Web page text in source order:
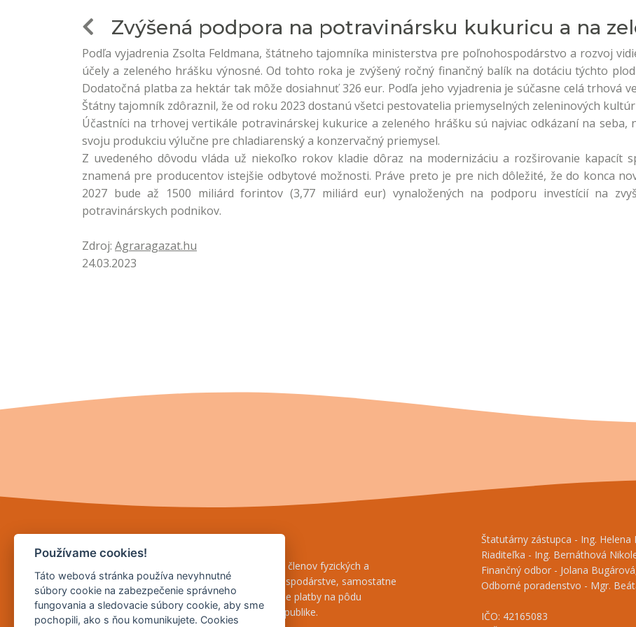
Zvýšená podpora na potravinársku kukuricu a na
Podľa vyjadrenia Zsolta Feldmana, štátneho tajomníka ministerstva pre poľnohospodárstvo a rozvoj
účely a zeleného hrášku výnosné. Od tohto roka je zvýšený ročný finančný balík na dotáciu týchto
Dodatočná platba za hektár tak môže dosiahnuť 326 eur. Podľa jeho vyjadrenia je súčasne celá trhová
Štátny tajomník zdôraznil, že od roku 2023 dostanú všetci pestovatelia priemyselných zeleninových
Účastníci na trhovej vertikále potravinárskej kukurice a zeleného hrášku sú najviac odkázaní na
svoju produkciu výlučne pre chladiarenský a konzervačný priemysel.
Z uvedeného dôvodu vláda už niekoľko rokov kladie dôraz na modernizáciu a rozširovanie kapacít
znamená pre producentov istejšie odbytové možnosti. Práve preto je pre nich dôležité, že do konca
2027 bude až 1500 miliárd forintov (3,77 miliárd eur) vynaložených na podporu investícií na
potravinárskych podnikov.
Zdroj: Agraragazat.hu
24.03.2023
AKS je založená na ochranu záujmov svojich členov fyzických a
právnických osôb, ktoré podnikajú v poľnohospodárstve, samostatne
hospodáriacich roľníkov a žiadateľov o priame platby na pôdu
vykonávajúcich svoju činnosť v Slovenskej republike.
Štatutárny zástupca - Ing. Helena
Riaditeľka - Ing. Bernáthová
Finančný odbor - Jolana
Odborné poradenstvo - Mgr.
IČO: 42165083
Používame cookies!
Táto webová stránka používa nevyhnutné
súbory cookie na zabezpečenie správneho
fungovania a sledovacie súbory cookie, aby sme
pochopili, ako s ňou komunikujete. Cookies